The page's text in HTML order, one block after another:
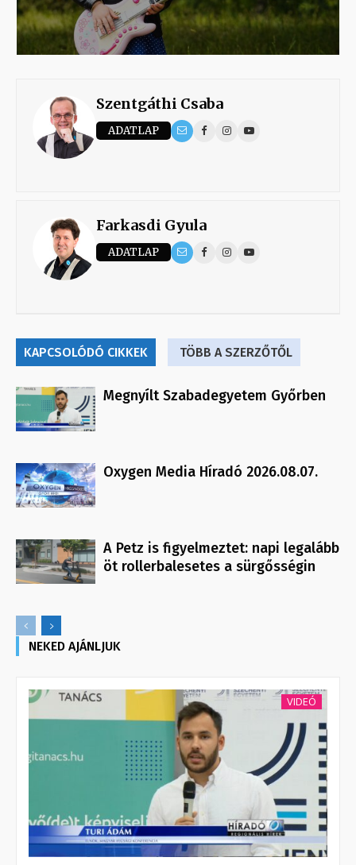
Szentgáthi Csaba
ADATLAP
Farkasdi Gyula
ADATLAP
KAPCSOLÓDÓ CIKKEK TÖBB A SZERZŐTŐL
Megnyílt Szabadegyetem Győrben
Oxygen Media Híradó 2026.08.07.
A Petz is figyelmeztet: napi legalább
öt rollerbalesetes a sürgősségin
NEKED AJÁNLJUK
VIDEÓ